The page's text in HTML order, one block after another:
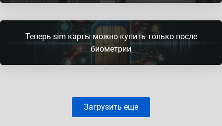
Теперь sim карты можно купить только после
биометрии
Загрузить еще